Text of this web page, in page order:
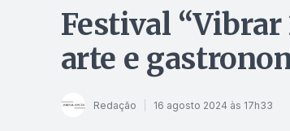
Festival “Vibrar
arte e
Redação 16 agosto 2024 às 17h33